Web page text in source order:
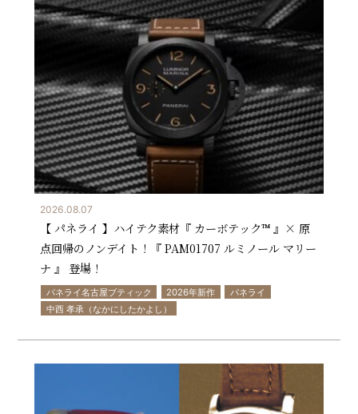
2026.08.07
【 パネライ 】ハイテク素材『 カーボテック™ 』× 原
点回帰のノンデイト！『 PAM01707 ルミノール マリー
ナ 』 登場！
パネライ名古屋ブティック 2026年新作
パネライ
中西 孝承（なかにしたかよし）